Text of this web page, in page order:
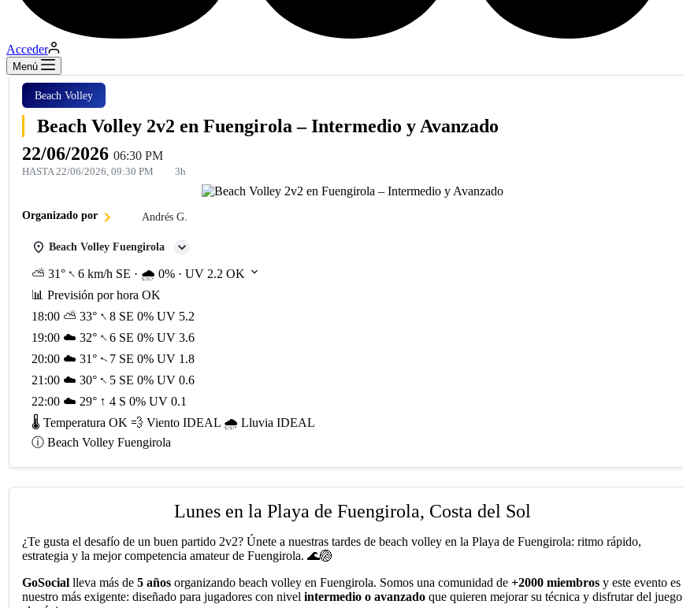
Acceder
Menú
Beach Volley
Beach Volley 2v2 en Fuengirola – Intermedio y Avanzado
22/06/2026 06:30 PM
HASTA 22/06/2026, 09:30 PM 3h
Organizado por Andrés G.
Beach Volley Fuengirola
⛅ 31°↑6 km/h SE · 🌧️ 0% · UV 2.2 OK
📊 Previsión por hora OK
18:00 ⛅ 33°↑8 SE 0% UV 5.2
19:00 ☁️ 32°↑6 SE 0% UV 3.6
20:00 ☁️ 31°↑7 SE 0% UV 1.8
21:00 ☁️ 30°↑ 5 SE 0% UV 0.6
22:00 ☁️ 29° ↑ 4 S 0% UV 0.1
🌡️ Temperatura OK 💨 Viento IDEAL 🌧️ Lluvia IDEAL
ⓘ Beach Volley Fuengirola
Lunes en la Playa de Fuengirola, Costa del Sol
¿Te gusta el desafío de un buen partido 2v2? Únete a nuestras tardes de beach volley en la Playa de Fuengirola: ritmo rápido,
estrategia y la mejor competencia amateur de Fuengirola. 🌊🏐
GoSocial lleva más de 5 años organizando beach volley en Fuengirola. Somos una comunidad de +2000 miembros y este evento es
nuestro más exigente: diseñado para jugadores con nivel intermedio o avanzado que quieren mejorar su técnica y disfrutar del juego